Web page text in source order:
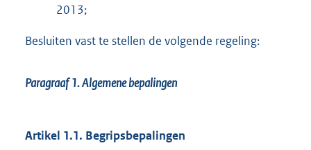
2013;
Besluiten vast te stellen de volgende regeling:
Paragraaf 1.Algemene bepalingen
Artikel 1.1. Begripsbepalingen